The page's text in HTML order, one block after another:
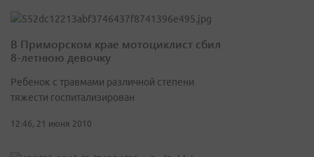
В Приморском крае мотоциклист сбил
8-летнюю девочку
Ребенок с травмами различной степени
тяжести госпитализирован
12:46, 21 июня 2010